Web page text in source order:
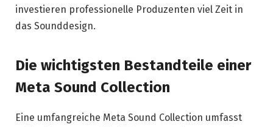
investieren professionelle Produzenten viel Zeit in
das Sounddesign.
Die wichtigsten Bestandteile einer
Meta Sound Collection
Eine umfangreiche Meta Sound Collection umfasst